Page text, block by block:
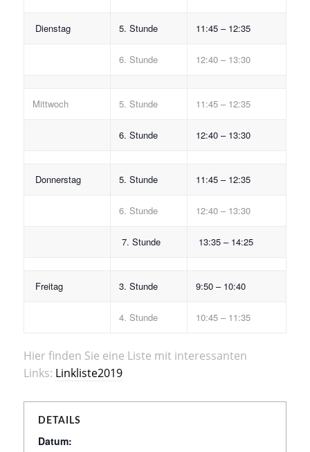
Dienstag 5. Stunde 11:45 – 12:35
6. Stunde 12:40 – 13:30
Mittwoch 5. Stunde 11:45 – 12:35
6. Stunde 12:40 – 13:30
Donnerstag 5. Stunde 11:45 – 12:35
6. Stunde 12:40 – 13:30
7. Stunde 13:35 – 14:25
Freitag 3. Stunde 9:50 – 10:40
4. Stunde 10:45 – 11:35
Hier finden Sie eine Liste mit interessanten
Links: Linkliste2019
DETAILS
Datum: